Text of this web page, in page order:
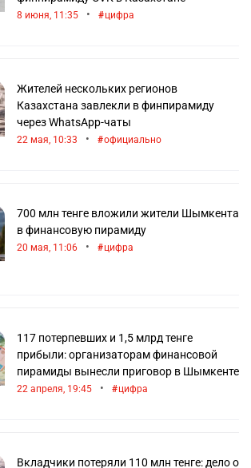
8 июня, 11:35 • цифра
Жителей нескольких регионов
Казахстана завлекли в финпирамиду
через WhatsApp-чаты
22 мая, 10:33 • официально
700 млн тенге вложили жители Шымкента
в финансовую пирамиду
20 мая, 11:06 • цифра
117 потерпевших и 1,5 млрд тенге
прибыли: организаторам финансовой
пирамиды вынесли приговор в Шымкенте
22 апреля, 19:45 • цифра
Вкладчики потеряли 110 млн тенге: дело о